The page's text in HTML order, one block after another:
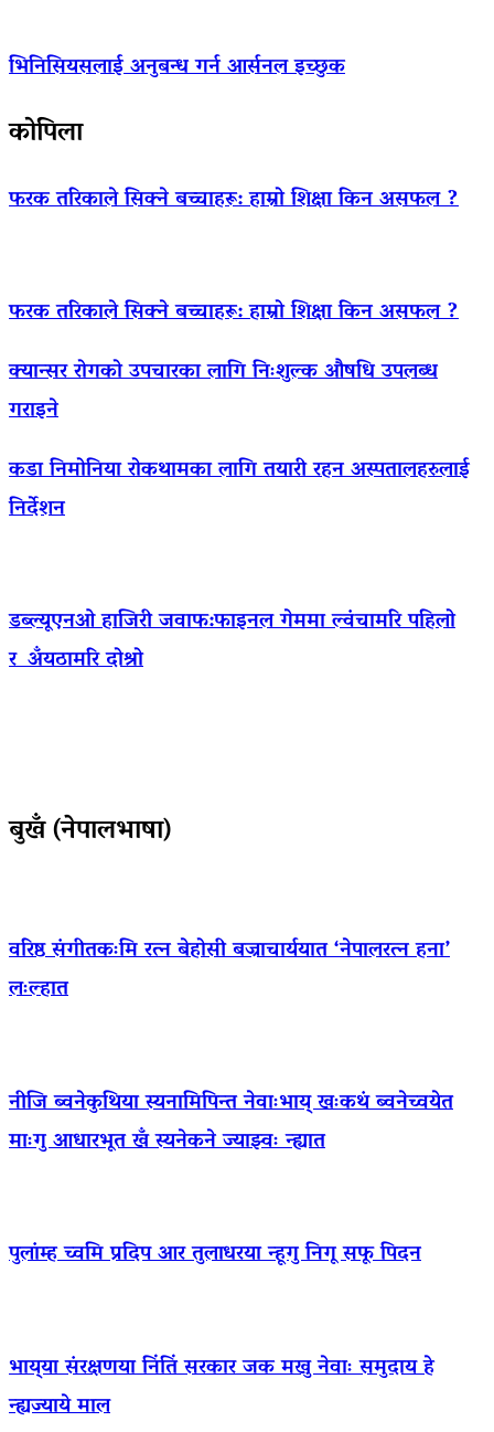
भिनिसियसलाई अनुबन्ध गर्न आर्सनल इच्छुक
कोपिला
फरक तरिकाले सिक्ने बच्चाहरू: हाम्रो शिक्षा किन असफल ?
फरक तरिकाले सिक्ने बच्चाहरू: हाम्रो शिक्षा किन असफल ?
क्यान्सर रोगको उपचारका लागि निःशुल्क औषधि उपलब्ध
गराइने
कडा निमोनिया रोकथामका लागि तयारी रहन अस्पतालहरुलाई
निर्देशन
डब्ल्यूएनओ हाजिरी जवाफ:फाइनल गेममा ल्वंचामरि पहिलो
र अँयठामरि दोश्रो
बुखँ (नेपालभाषा)
वरिष्ठ संगीतकःमि रत्न बेहोसी बज्राचार्ययात ‘नेपालरत्न हना’
लःल्हात
नीजि ब्वनेकुथिया स्यनामिपिन्त नेवाःभाय् खःकथं ब्वनेच्वयेत
माःगु आधारभूत खँ स्यनेकने ज्याझ्वः न्ह्यात
पुलांम्ह च्वमि प्रदिप आर तुलाधरया न्हूगु निगू सफू पिदन
भाय्‌या संरक्षणया निंतिं सरकार जक मखु नेवाः समुदाय हे
न्ह्यज्याये माल